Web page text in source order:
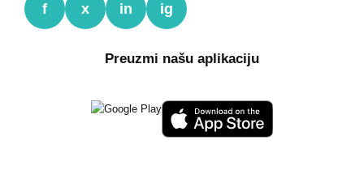
f x in ig
Preuzmi našu aplikaciju